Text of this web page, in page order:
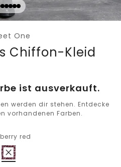
One
Chiffon-Kleid
ist ausverkauft.
werden dir stehen. Entdecke
vorhandenen Farben.
red